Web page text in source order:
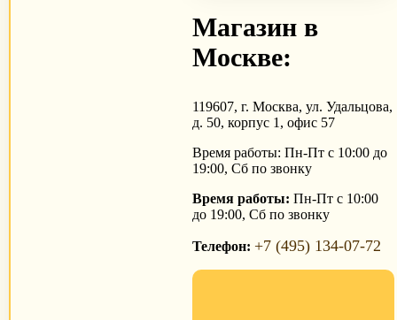
Магазин в
Москве:
119607, г. Москва, ул. Удальцова,
д. 50, корпус 1, офис 57
Время работы: Пн-Пт с 10:00 до
19:00, Сб по звонку
Время работы: Пн-Пт с 10:00
до 19:00, Сб по звонку
Телефон: +7 (495) 134-07-72